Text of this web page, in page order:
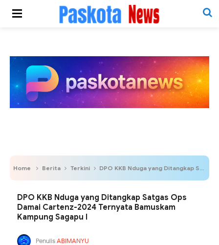
Home Berita Terkini DPO KKB Nduga yang Ditangkap Satgas Ops Damai Cartenz-2024 Ternyata Bamuskam Kampung Sagapu I
DPO KKB Nduga yang Ditangkap Satgas Ops
Damai Cartenz-2024 Ternyata Bamuskam
Kampung Sagapu I
PenulisABIMANYU